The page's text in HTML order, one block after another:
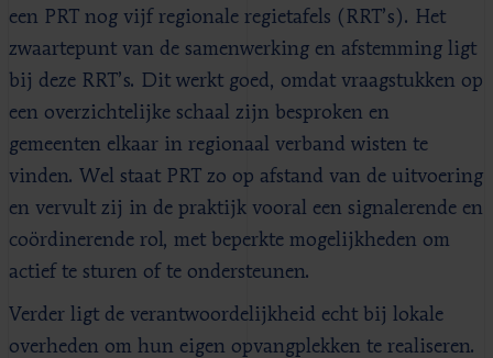
een PRT nog vijf regionale regietafels (RRT’s). Het
zwaartepunt van de samenwerking en afstemming ligt
bij deze RRT’s. Dit werkt goed, omdat vraagstukken op
een overzichtelijke schaal zijn besproken en
gemeenten elkaar in regionaal verband wisten te
vinden. Wel staat PRT zo op afstand van de uitvoering
en vervult zij in de praktijk vooral een signalerende en
coördinerende rol, met beperkte mogelijkheden om
actief te sturen of te ondersteunen.
Verder ligt de verantwoordelijkheid echt bij lokale
overheden om hun eigen opvangplekken te realiseren.